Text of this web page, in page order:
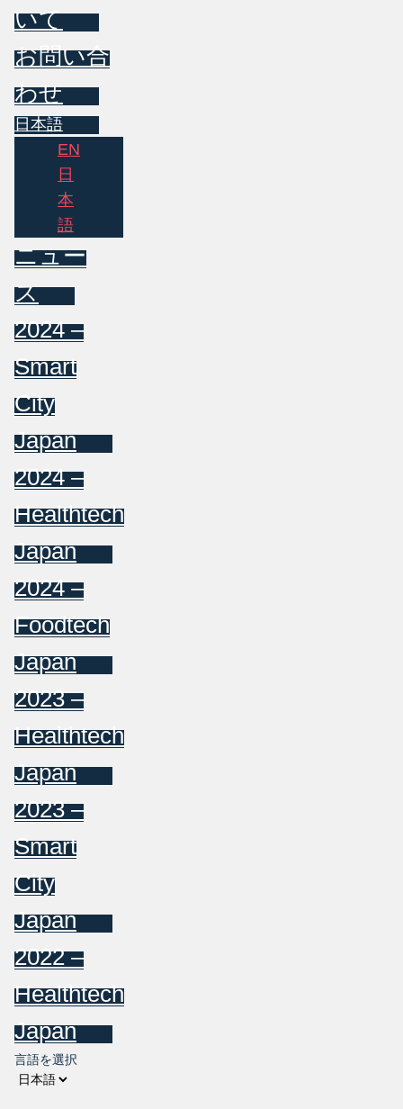
いて
お問い合
わせ
日本語
EN
日
本
語
ニュー
ス
2024 –
Smart
City
Japan
2024 –
Healthtech
Japan
2024 –
Foodtech
Japan
2023 –
Healthtech
Japan
2023 –
Smart
City
Japan
2022 –
Healthtech
Japan
言語を選択